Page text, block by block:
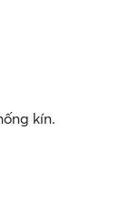
kín.